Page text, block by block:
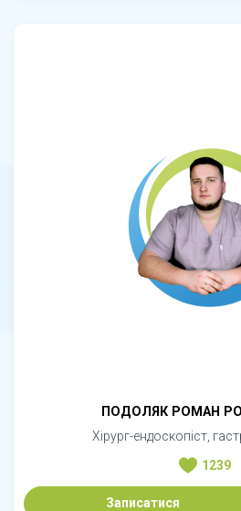
ПОДОЛЯК РОМАН
Хірург-ендоскопіст,
1239
Записатися